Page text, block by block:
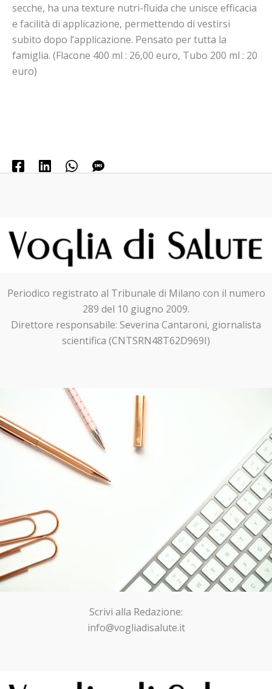
secche, ha una texture nutri-fluida che unisce efficacia
e facilità di applicazione, permettendo di vestirsi
subito dopo l’applicazione. Pensato per tutta la
famiglia. (Flacone 400 ml : 26,00 euro, Tubo 200 ml : 20
euro)
Periodico registrato al Tribunale di Milano con il numero
289 del 10 giugno 2009.
Direttore responsabile: Severina Cantaroni, giornalista
scientifica (CNTSRN48T62D969I)
Scrivi alla Redazione:
info@vogliadisalute.it